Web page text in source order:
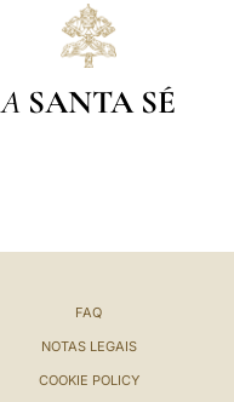
A SANTA SÉ
FAQ
NOTAS LEGAIS
COOKIE POLICY